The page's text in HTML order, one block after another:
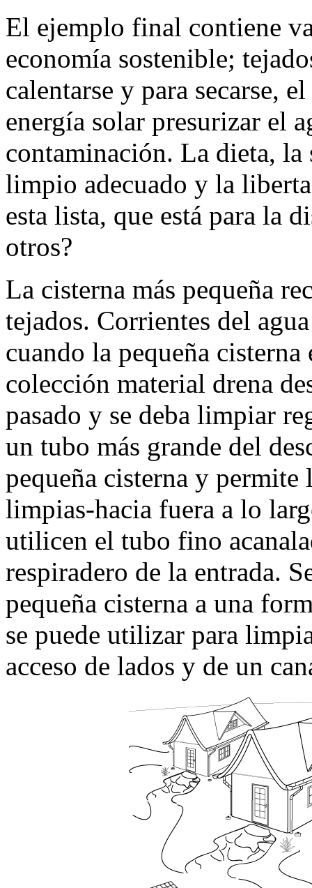
El ejemplo final contiene
economía sostenible;
calentarse y para secarse,
energía solar presurizar el
contaminación. La dieta,
limpio adecuado y la
esta lista, que está para la
otros?
La cisterna más pequeña
tejados. Corrientes del
cuando la pequeña
colección material drena
pasado y se deba limpiar
un tubo más grande del
pequeña cisterna y
limpias-hacia fuera a lo
utilicen el tubo fino
respiradero de la entrada.
pequeña cisterna a una
se puede utilizar para
acceso de lados y de un